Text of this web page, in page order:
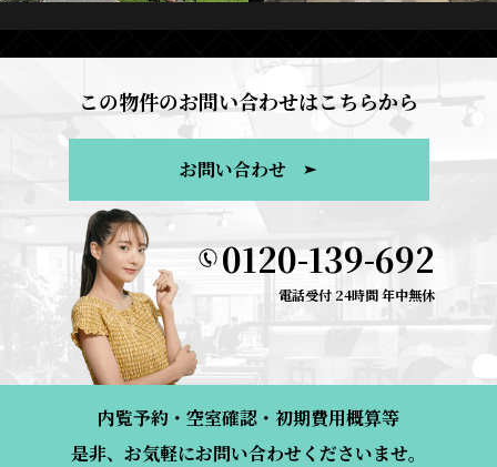
この物件のお問い合わせはこちらから
お問い合わせ
0120-139-692
電話受付 24時間 年中無休
内覧予約・空室確認・初期費用概算等
是非、お気軽にお問い合わせくださいませ。